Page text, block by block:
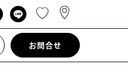
お問合せ